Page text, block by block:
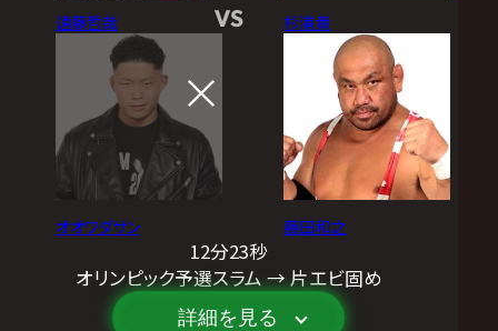
遠藤哲哉
オオワダサン
VS 杉浦貴
藤田和之
12分23秒
オリンピック予選スラム → 片エビ固め
詳細を見る